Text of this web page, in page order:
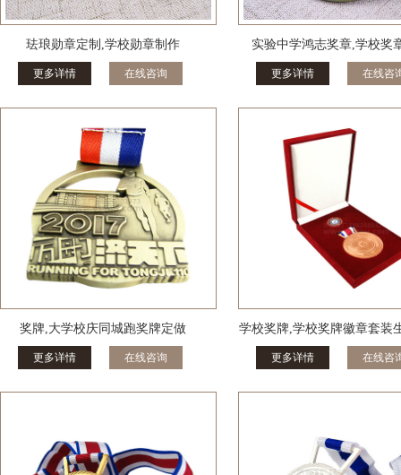
珐琅勋章定制,学校勋章制作
更多详情 在线咨询
实验中学鸿志奖章,学校奖
更多详情 在线咨
奖牌,大学校庆同城跑奖牌定做
更多详情 在线咨询
学校奖牌,学校奖牌徽章套装
更多详情 在线咨